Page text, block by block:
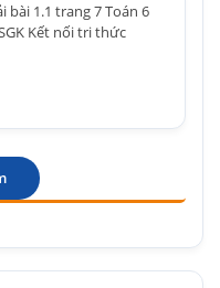
bài 1.1 trang 7 Toán 6
Kết nối tri thức